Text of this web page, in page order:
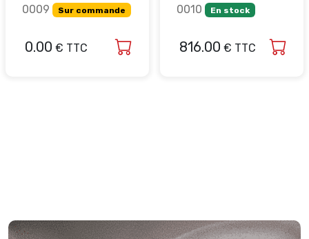
0009
Sur commande
0.00 € TTC
0010
En stock
816.00 € TTC